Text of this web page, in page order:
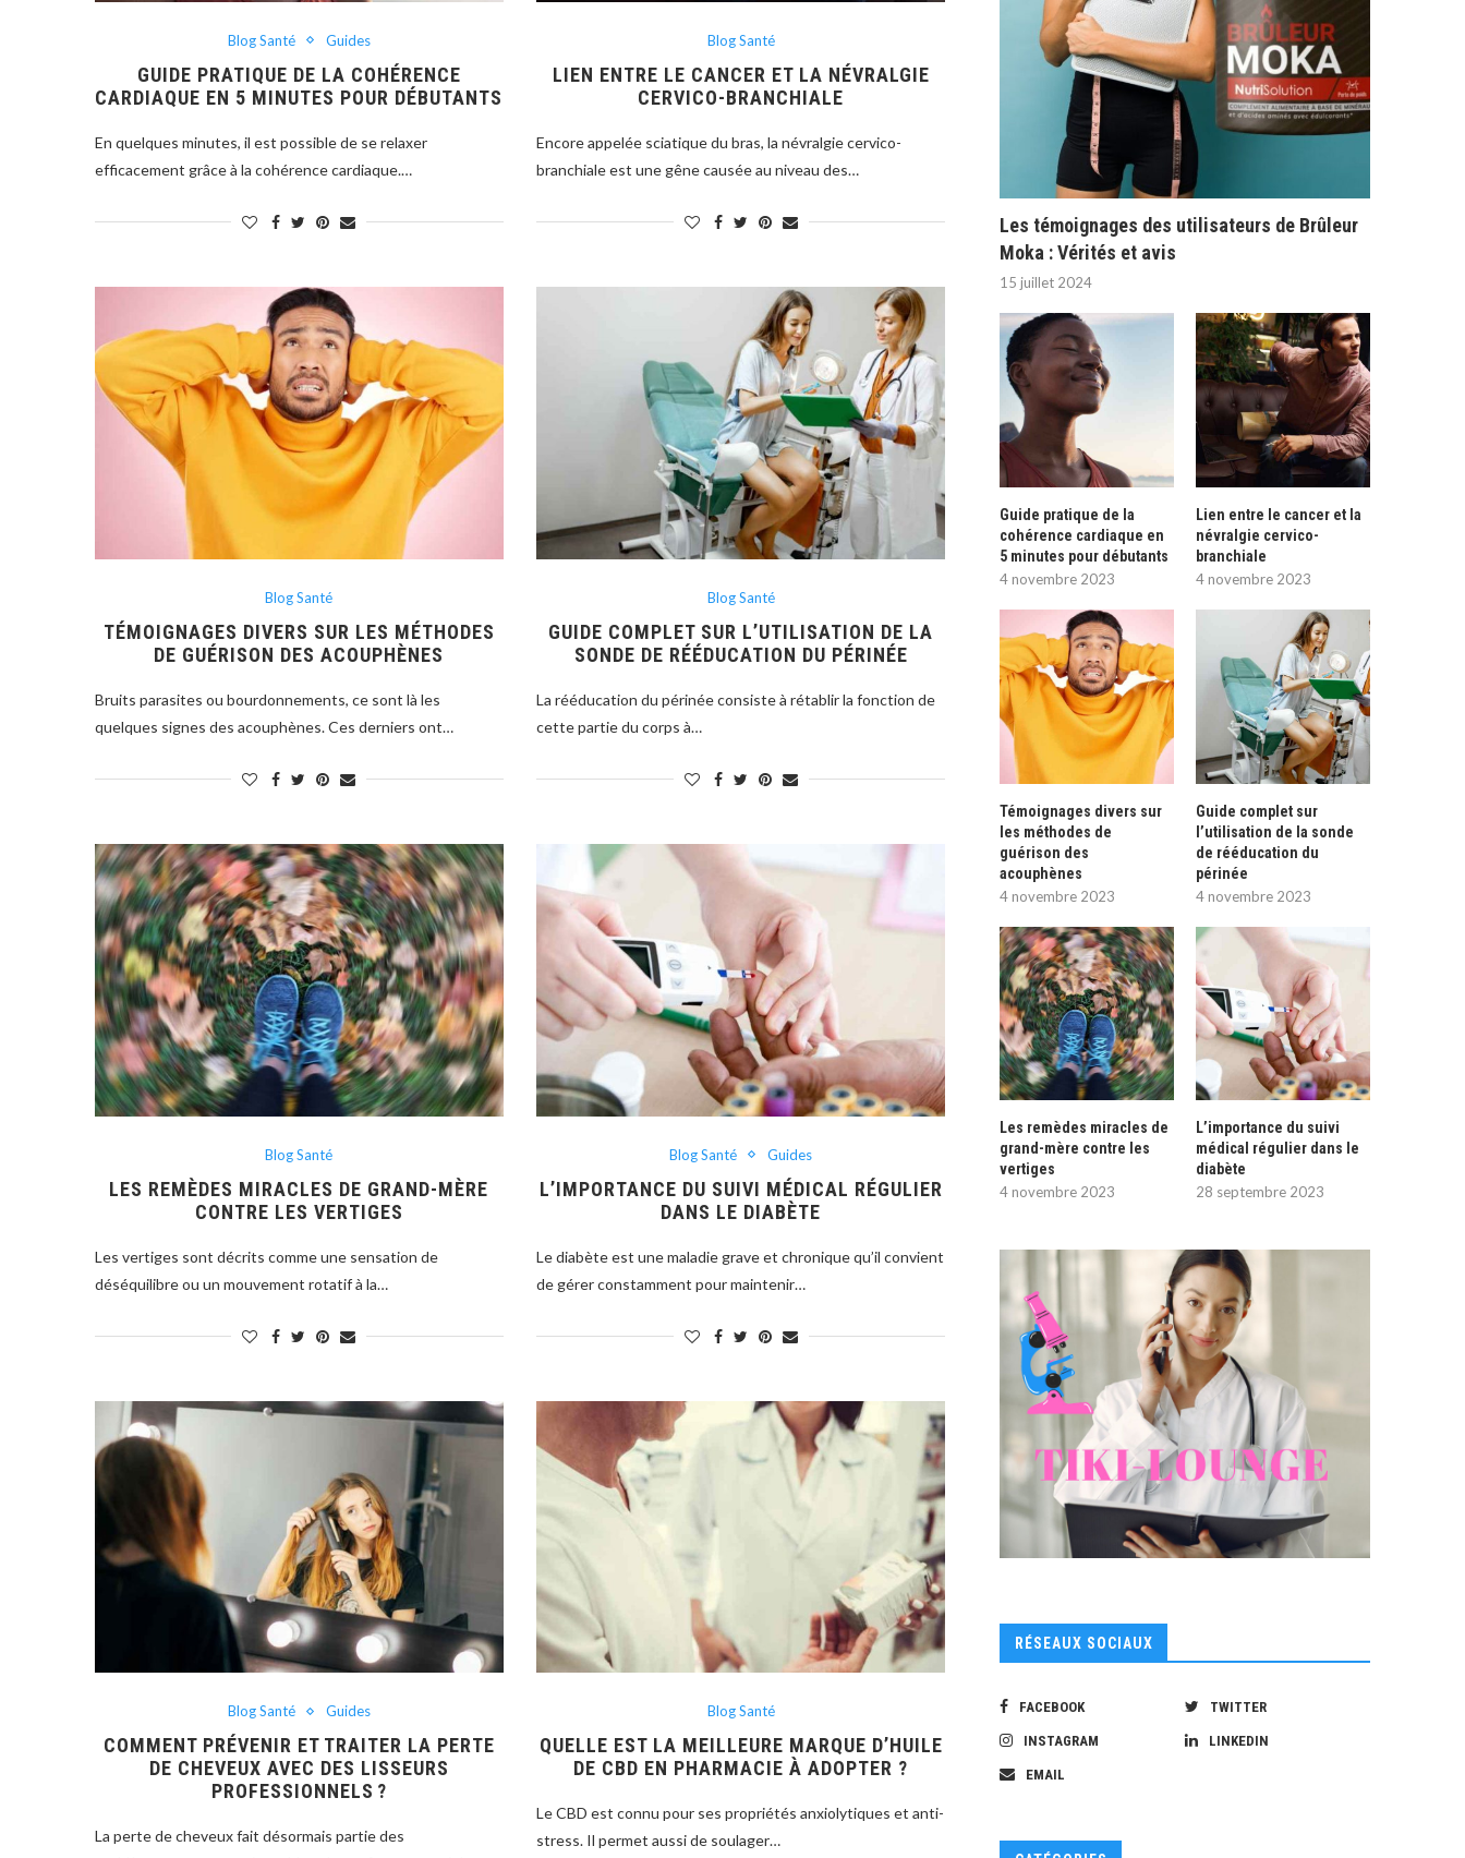
Blog Santé Guides
GUIDE PRATIQUE DE LA COHÉRENCE
CARDIAQUE EN 5 MINUTES POUR DÉBUTANTS
En quelques minutes, il est possible de se relaxer
efficacement grâce à la cohérence cardiaque.…
Blog Santé
LIEN ENTRE LE CANCER ET LA NÉVRALGIE
CERVICO-BRANCHIALE
Encore appelée sciatique du bras, la névralgie cervico-
branchiale est une gêne causée au niveau des…
Blog Santé
TÉMOIGNAGES DIVERS SUR LES MÉTHODES
DE GUÉRISON DES ACOUPHÈNES
Bruits parasites ou bourdonnements, ce sont là les
quelques signes des acouphènes. Ces derniers ont…
Blog Santé
GUIDE COMPLET SUR L’UTILISATION DE LA
SONDE DE RÉÉDUCATION DU PÉRINÉE
La rééducation du périnée consiste à rétablir la fonction de
cette partie du corps à…
Blog Santé
LES REMÈDES MIRACLES DE GRAND-MÈRE
CONTRE LES VERTIGES
Les vertiges sont décrits comme une sensation de
déséquilibre ou un mouvement rotatif à la…
Blog Santé Guides
L’IMPORTANCE DU SUIVI MÉDICAL RÉGULIER
DANS LE DIABÈTE
Le diabète est une maladie grave et chronique qu’il convient
de gérer constamment pour maintenir…
Blog Santé Guides
COMMENT PRÉVENIR ET TRAITER LA PERTE
DE CHEVEUX AVEC DES LISSEURS
PROFESSIONNELS ?
La perte de cheveux fait désormais partie des
Blog Santé
QUELLE EST LA MEILLEURE MARQUE D’HUILE
DE CBD EN PHARMACIE À ADOPTER ?
Le CBD est connu pour ses propriétés anxiolytiques et anti-
stress. Il permet aussi de soulager…
Les témoignages des utilisateurs de Brûleur
Moka : Vérités et avis
15 juillet 2024
Guide pratique de la
cohérence cardiaque en
5 minutes pour débutants
4 novembre 2023
Lien entre le cancer et la
névralgie cervico-
branchiale
4 novembre 2023
Témoignages divers sur
les méthodes de
guérison des
acouphènes
4 novembre 2023
Guide complet sur
l’utilisation de la sonde
de rééducation du
périnée
4 novembre 2023
Les remèdes miracles de
grand-mère contre les
vertiges
4 novembre 2023
L’importance du suivi
médical régulier dans le
diabète
28 septembre 2023
RÉSEAUX SOCIAUX
FACEBOOK TWITTER
INSTAGRAM LINKEDIN
EMAIL